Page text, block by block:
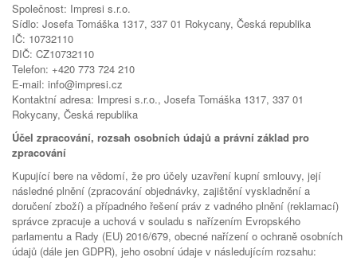
Společnost: Impresi s.r.o.
Sídlo: Josefa Tomáška 1317, 337 01 Rokycany, Česká republika
IČ: 10732110
DIČ: CZ10732110
Telefon: +420 773 724 210
E-mail: info@impresi.cz
Kontaktní adresa: Impresi s.r.o., Josefa Tomáška 1317, 337 01
Rokycany, Česká republika
Účel zpracování, rozsah osobních údajů a právní základ pro
zpracování
Kupující bere na vědomí, že pro účely uzavření kupní smlouvy, její
následné plnění (zpracování objednávky, zajištění vyskladnění a
doručení zboží) a případného řešení práv z vadného plnění (reklamací)
správce zpracuje a uchová v souladu s nařízením Evropského
parlamentu a Rady (EU) 2016/679, obecné nařízení o ochraně osobních
údajů (dále jen GDPR), jeho osobní údaje v následujícím rozsahu: